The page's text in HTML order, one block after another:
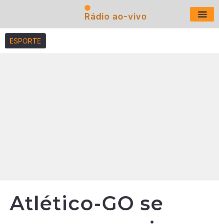
Rádio ao-vivo
ESPORTE
Atlético-GO se